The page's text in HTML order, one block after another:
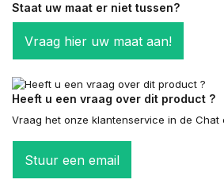
Staat uw maat er niet tussen?
Vraag hier uw maat aan!
Heeft u een vraag over dit product ?
Vraag het onze klantenservice in de Chat
Stuur een email